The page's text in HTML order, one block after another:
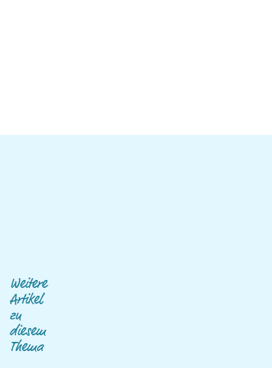
Weitere
Artikel
zu
diesem
Thema